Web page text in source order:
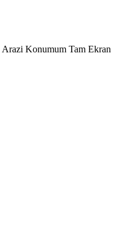
Arazi Konumum Tam Ekran